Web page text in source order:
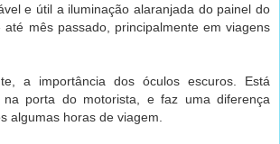
e útil a iluminação alaranjada do painel do
até mês passado, principalmente em viagens
a importância dos óculos escuros. Está
na porta do motorista, e faz uma diferença
algumas horas de viagem.